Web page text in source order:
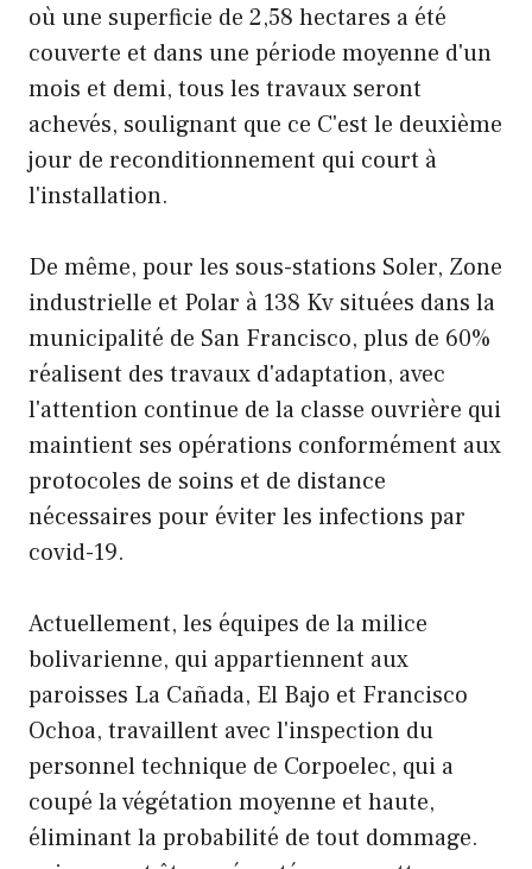
où une superficie de 2,58 hectares a été
couverte et dans une période moyenne d'un
mois et demi, tous les travaux seront
achevés, soulignant que ce C'est le deuxième
jour de reconditionnement qui court à
l'installation.
De même, pour les sous-stations Soler, Zone
industrielle et Polar à 138 Kv situées dans la
municipalité de San Francisco, plus de 60%
réalisent des travaux d'adaptation, avec
l'attention continue de la classe ouvrière qui
maintient ses opérations conformément aux
protocoles de soins et de distance
nécessaires pour éviter les infections par
covid-19.
Actuellement, les équipes de la milice
bolivarienne, qui appartiennent aux
paroisses La Cañada, El Bajo et Francisco
Ochoa, travaillent avec l'inspection du
personnel technique de Corpoelec, qui a
coupé la végétation moyenne et haute,
éliminant la probabilité de tout dommage.